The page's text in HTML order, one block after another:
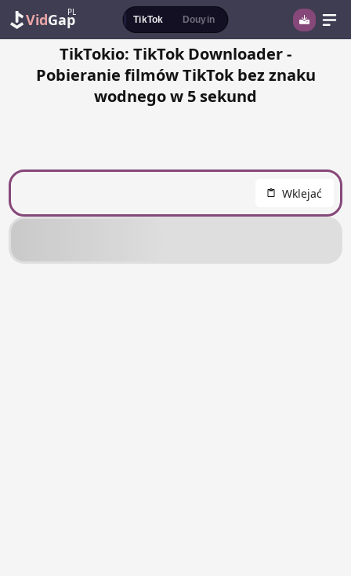
TikTok Douyin
VidGap
PL
TikTokio: TikTok Downloader -
Pobieranie filmów TikTok bez znaku
wodnego w 5 sekund
Wklejać